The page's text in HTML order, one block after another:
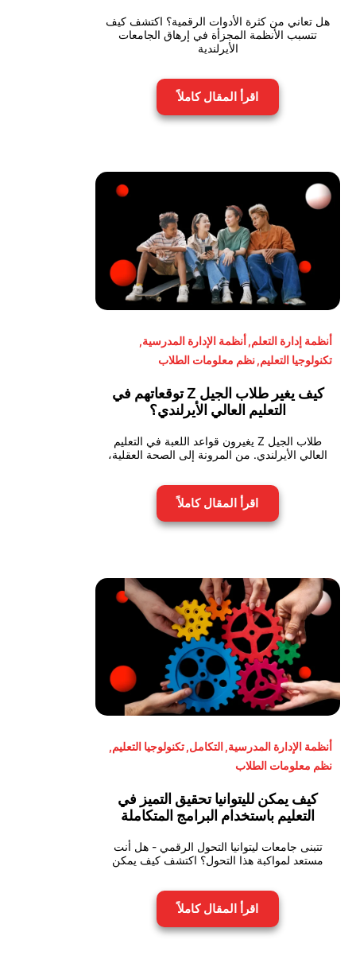
هل تعاني من كثرة الأدوات الرقمية؟ اكتشف كيف
تتسبب الأنظمة المجزأة في إرهاق الجامعات
الأيرلندية
اقرأ المقال كاملاً
أنظمة إدارة التعلم,أنظمة الإدارة المدرسية,
تكنولوجيا التعليم,نظم معلومات الطلاب
كيف يغير طلاب الجيل Z توقعاتهم في
التعليم العالي الأيرلندي؟
طلاب الجيل Z يغيرون قواعد اللعبة في التعليم
العالي الأيرلندي. من المرونة إلى الصحة العقلية،
اقرأ المقال كاملاً
أنظمة الإدارة المدرسية,التكامل,تكنولوجيا التعليم,
نظم معلومات الطلاب
كيف يمكن لليتوانيا تحقيق التميز في
التعليم باستخدام البرامج المتكاملة
تتبنى جامعات ليتوانيا التحول الرقمي - هل أنت
مستعد لمواكبة هذا التحول؟ اكتشف كيف يمكن
اقرأ المقال كاملاً